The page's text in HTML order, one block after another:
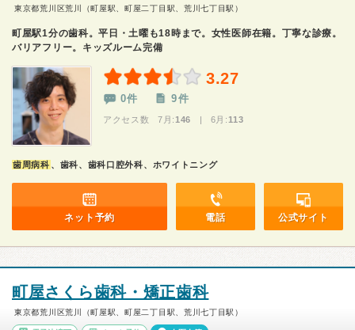
東京都荒川区荒川（町屋駅、町屋二丁目駅、荒川七丁目駅）
町屋駅1分の歯科。平日・土曜も18時まで。女性医師在籍。丁寧な診療。
バリアフリー。キッズルーム完備
3.27
0件 9件
アクセス数 7月: 146 | 6月: 113
歯周病科 、歯科、歯科口腔外科、ホワイトニング
ネット予約 電話 公式サイト
町屋さくら歯科・矯正歯科
東京都荒川区荒川（町屋駅、町屋二丁目駅、荒川七丁目駅）